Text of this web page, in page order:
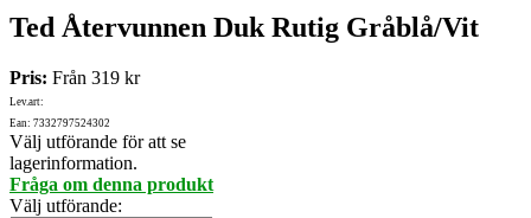
Ted Återvunnen Duk Rutig Gråblå/Vit
Pris: Från 319 kr
Lev.art:
Ean: 7332797524302
Välj utförande för att se
lagerinformation.
Fråga om denna produkt
Välj utförande: